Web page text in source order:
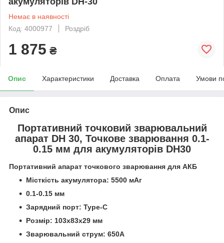
Немає в наявності
Код: 4000977
Роздріб
1 875 ₴
Опис Характеристики Доставка Оплата Умови
Опис
Портативний точковий зварювальний
апарат DH 30, Точкове зварювання 0.1-
0.15 мм для акумуляторів DH30
Портативний апарат точкового зварювання для АКБ
Місткість акумулятора: 5500 мАг
0.1-0.15 мм
Зарядний порт: Type-C
Розмір: 103x83x29 мм
Зварювальний струм: 650А